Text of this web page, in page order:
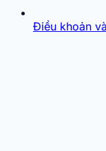
Điều khoản